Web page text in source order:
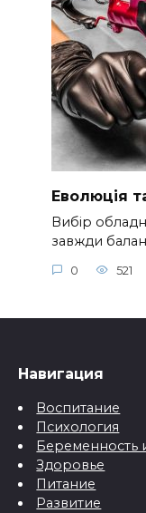
Еволюція
Вибір
завжди
0 521
Навигация
Воспитание
Психология
Беременность
Здоровье
Питание
Развитие